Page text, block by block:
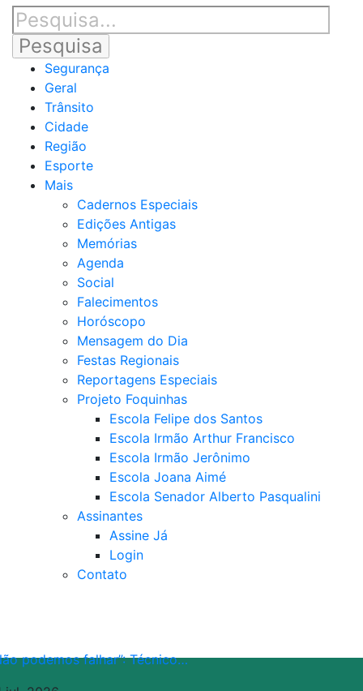
Segurança
Geral
Trânsito
Cidade
Região
Esporte
Mais
Cadernos Especiais
Edições Antigas
Memórias
Agenda
Social
Falecimentos
Horóscopo
Mensagem do Dia
Festas Regionais
Reportagens Especiais
Projeto Foquinhas
Escola Felipe dos Santos
Escola Irmão Arthur Francisco
Escola Irmão Jerônimo
Escola Joana Aimé
Escola Senador Alberto Pasqualini
Assinantes
Assine Já
Login
Contato
podemos falhar”: Técnico…